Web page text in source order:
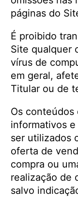
páginas do
É proibido
Site qualquer
vírus de
em geral,
Titular ou de
Os conteúdos
informativos
ser utilizados
oferta de
compra ou
realização de
salvo